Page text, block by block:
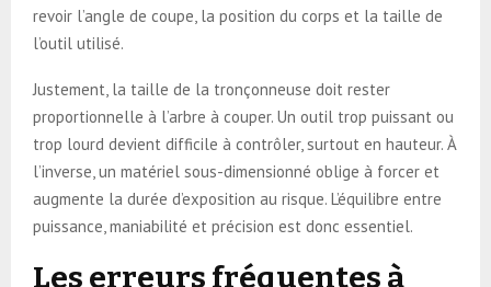
revoir l’angle de coupe, la position du corps et la taille de
l’outil utilisé.
Justement, la taille de la tronçonneuse doit rester
proportionnelle à l’arbre à couper. Un outil trop puissant ou
trop lourd devient difficile à contrôler, surtout en hauteur. À
l’inverse, un matériel sous-dimensionné oblige à forcer et
augmente la durée d’exposition au risque. L’équilibre entre
puissance, maniabilité et précision est donc essentiel.
Les erreurs fréquentes à